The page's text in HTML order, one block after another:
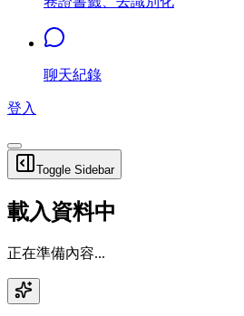
聊天紀錄
登入
Toggle Sidebar
載入資料中
正在準備內容...